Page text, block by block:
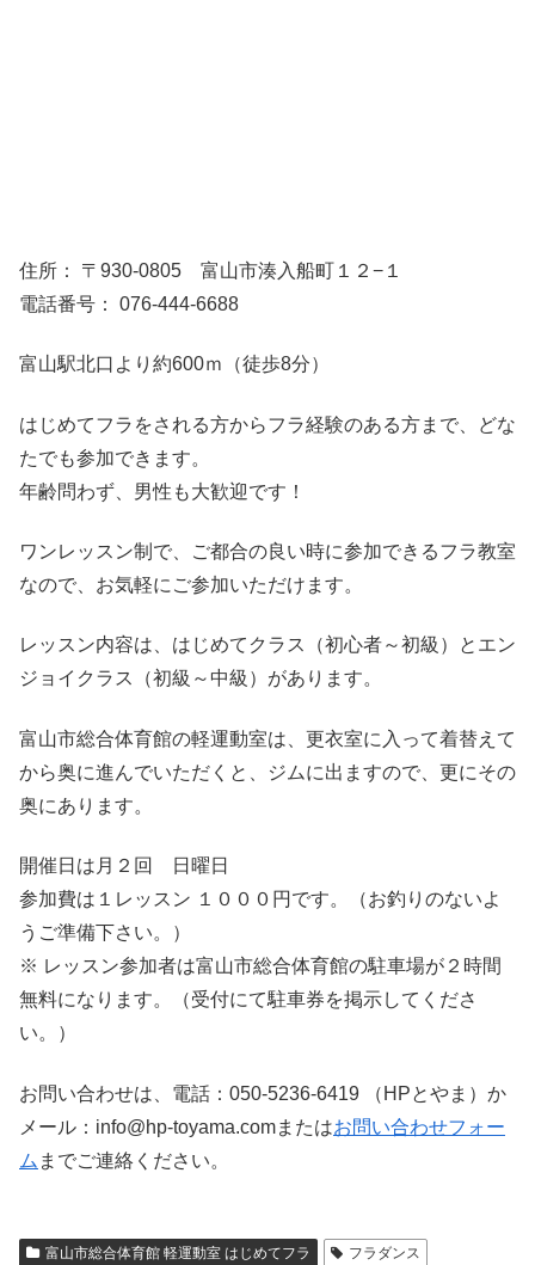
住所： 〒930-0805 富山市湊入船町１２−１
電話番号： 076-444-6688
富山駅北口より約600ｍ（徒歩8分）
はじめてフラをされる方からフラ経験のある方まで、どな
たでも参加できます。
年齢問わず、男性も大歓迎です！
ワンレッスン制で、ご都合の良い時に参加できるフラ教室
なので、お気軽にご参加いただけます。
レッスン内容は、はじめてクラス（初心者～初級）とエン
ジョイクラス（初級～中級）があります。
富山市総合体育館の軽運動室は、更衣室に入って着替えて
から奥に進んでいただくと、ジムに出ますので、更にその
奥にあります。
開催日は月２回 日曜日
参加費は１レッスン １０００円です。（お釣りのないよ
うご準備下さい。）
※ レッスン参加者は富山市総合体育館の駐車場が２時間
無料になります。（受付にて駐車券を掲示してくださ
い。）
お問い合わせは、電話：050-5236-6419 （HPとやま）か
メール：info@hp-toyama.comまたはお問い合わせフォー
ム までご連絡ください。
富山市総合体育館 軽運動室 はじめてフラ
フラダンス